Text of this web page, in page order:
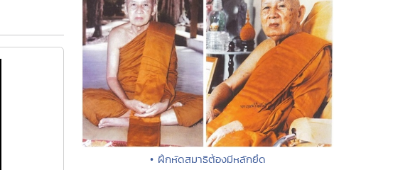
• ฝึกหัดสมาธิต้องมีหลักยึด